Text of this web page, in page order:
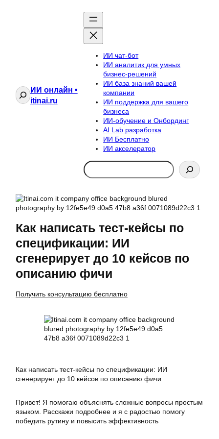
ПоискИИ онлайн •
itinai.ru
ИИ чат-бот
ИИ аналитик для умных
бизнес-решений
ИИ база знаний вашей
компании
ИИ поддержка для вашего
бизнеса
ИИ-обучение и Онбординг
AI Lab разработка
ИИ Бесплатно
ИИ акселератор
Search
Как написать тест-кейсы по
спецификации: ИИ
сгенерирует до 10 кейсов по
описанию фичи
Получить консультацию бесплатно
Как написать тест-кейсы по спецификации: ИИ
сгенерирует до 10 кейсов по описанию фичи
Привет! Я помогаю объяснять сложные вопросы простым
языком. Расскажи подробнее и я с радостью помогу
победить рутину и повысить эффективность